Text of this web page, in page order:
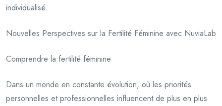
individualisé.
Nouvelles Perspectives sur la Fertilité Féminine avec NuviaLab
Comprendre la fertilité féminine
Dans un monde en constante évolution, où les priorités
personnelles et professionnelles influencent de plus en plus